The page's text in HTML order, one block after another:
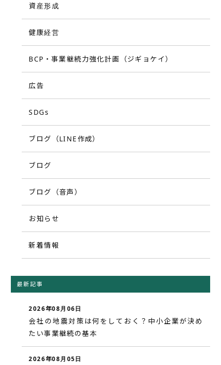
資産形成
健康経営
BCP・事業継続力強化計画（ジギョケイ）
広告
SDGs
ブログ（LINE作成）
ブログ
ブログ（音声）
お知らせ
新着情報
最新記事
2026年08月06日
会社の地震対策は何をしておく？中小企業が決め
たい事業継続の基本
2026年08月05日